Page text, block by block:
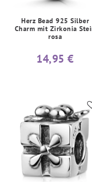
Herz Bead 925 Silber
Charm mit Zirkonia
rosa
14,95 €